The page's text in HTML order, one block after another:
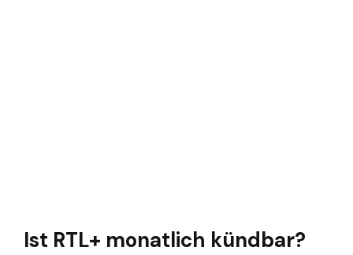
Ist RTL+ monatlich kündbar?